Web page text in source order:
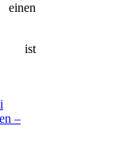
ist
–